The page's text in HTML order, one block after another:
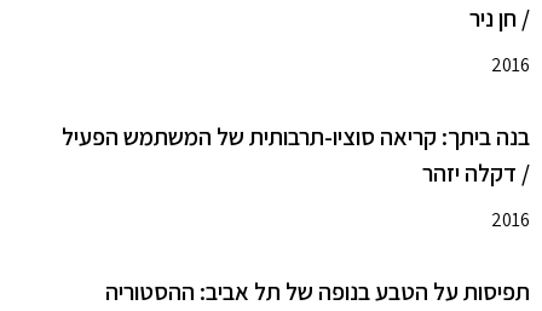
/ חן ניר
2016
בנה ביתך: קריאה סוציו-תרבותית של המשתמש הפעיל
/ דקלה יזהר
2016
תפיסות על הטבע בנופה של תל אביב: ההסטוריה